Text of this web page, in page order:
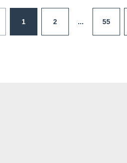
1 2 ... 55